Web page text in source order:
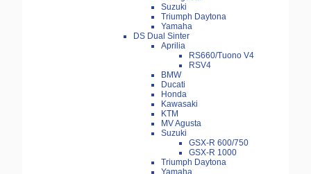
Suzuki
Triumph Daytona
Yamaha
DS Dual Sinter
Aprilia
RS660/Tuono V4
RSV4
BMW
Ducati
Honda
Kawasaki
KTM
MV Agusta
Suzuki
GSX-R 600/750
GSX-R 1000
Triumph Daytona
Yamaha